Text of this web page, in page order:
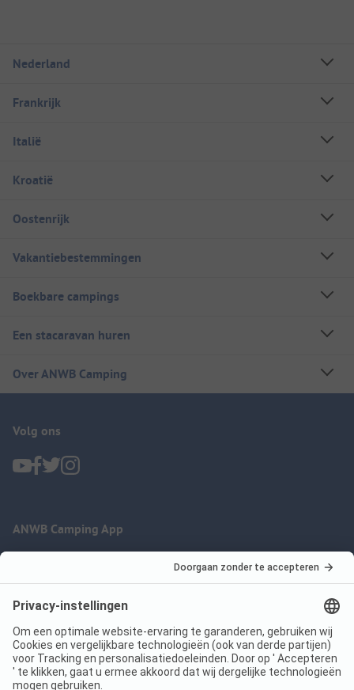
Nederland
Frankrijk
Italië
Kroatië
Oostenrijk
Vakantiebestemmingen
Boekbare campings
Een stacaravan huren
Over ANWB Camping
Volg ons
ANWB Camping App
Imprint
Jouw privacy
Voorwaarden